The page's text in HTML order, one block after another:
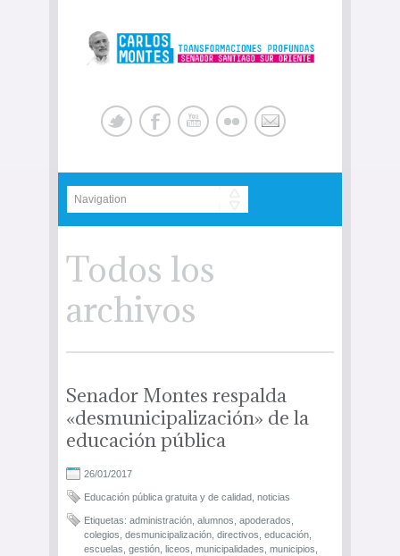
Todos los
archivos
Senador Montes respalda
«desmunicipalización» de la
educación pública
26/01/2017
Educación pública gratuita y de calidad noticias
Etiquetas: administración alumnos apoderados
colegios desmunicipalización directivos educación
escuelas gestión liceos municipalidades municipios